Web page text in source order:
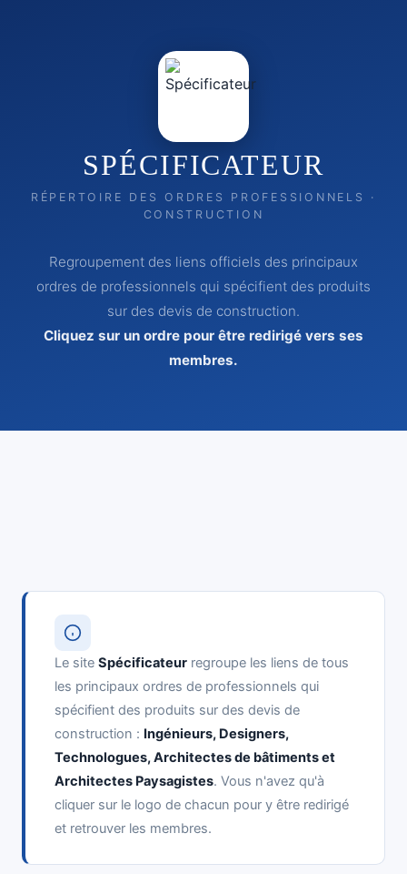
SPÉCIFICATEUR
RÉPERTOIRE DES ORDRES PROFESSIONNELS ·
CONSTRUCTION
Regroupement des liens officiels des principaux
ordres de professionnels qui spécifient des produits
sur des devis de construction.
Cliquez sur un ordre pour être redirigé vers ses
membres.
Le site Spécificateur regroupe les liens de tous
les principaux ordres de professionnels qui
spécifient des produits sur des devis de
construction : Ingénieurs, Designers,
Technologues, Architectes de bâtiments et
Architectes Paysagistes. Vous n'avez qu'à
cliquer sur le logo de chacun pour y être redirigé
et retrouver les membres.